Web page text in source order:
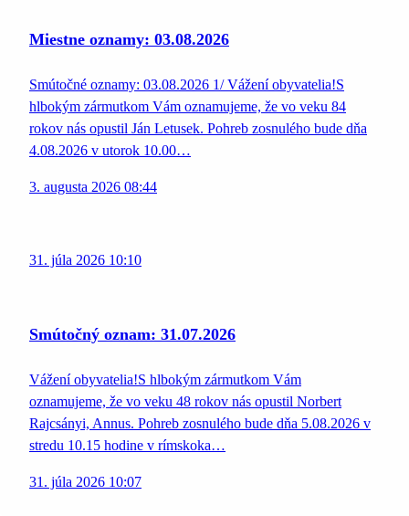
Miestne oznamy: 03.08.2026
Smútočné oznamy: 03.08.2026 1/ Vážení obyvatelia!S
hlbokým zármutkom Vám oznamujeme, že vo veku 84
rokov nás opustil Ján Letusek. Pohreb zosnulého bude dňa
4.08.2026 v utorok 10.00…
3. augusta 2026 08:44
31. júla 2026 10:10
Smútočný oznam: 31.07.2026
Vážení obyvatelia!S hlbokým zármutkom Vám
oznamujeme, že vo veku 48 rokov nás opustil Norbert
Rajcsányi, Annus. Pohreb zosnulého bude dňa 5.08.2026 v
stredu 10.15 hodine v rímskoka…
31. júla 2026 10:07